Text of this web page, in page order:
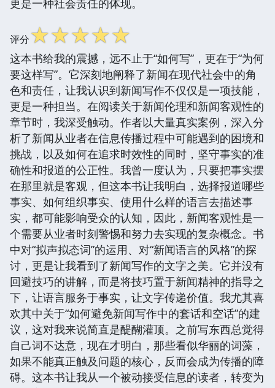
更是一种社会责任的体现。
评分☆☆☆☆☆
这本书给我的震撼，远不止于“如何写”，更在于“为何
要这样写”。它深刻地阐释了新闻在现代社会中的角
色和责任，让我认识到新闻写作不仅仅是一项技能，
更是一种担当。在阅读关于新闻伦理和新闻客观性的
章节时，我深受触动。作者以大量真实案例，深入分
析了新闻从业者在信息传播过程中可能遇到的困境和
挑战，以及如何在追求时效性的同时，坚守事实的准
确性和报道的公正性。我曾一度认为，只要把事实摆
在那里就是客观，但这本书让我明白，选择报道哪些
事实、如何组织事实、使用什么样的语言去描述事
实，都可能影响受众的认知，因此，新闻客观性是一
个需要从业者时刻警惕和努力去实现的复杂概念。书
中对“拟声拟态词”的运用、对“新闻语言的风格”的探
讨，更是让我看到了新闻写作的文字之美。它并没有
回避技巧的讲解，而是将技巧置于新闻精神的指导之
下，让语言服务于事实，让文字传递价值。我尤其喜
欢其中关于“如何避免新闻写作中的套话和空话”的建
议，这对我来说简直是醍醐灌顶。之前写东西总觉得
自己词不达意，现在才明白，那些看似华丽的词藻，
如果不能真正触及问题的核心，反而会成为传播的障
碍。这本书让我从一个被动接受信息的读者，转变为